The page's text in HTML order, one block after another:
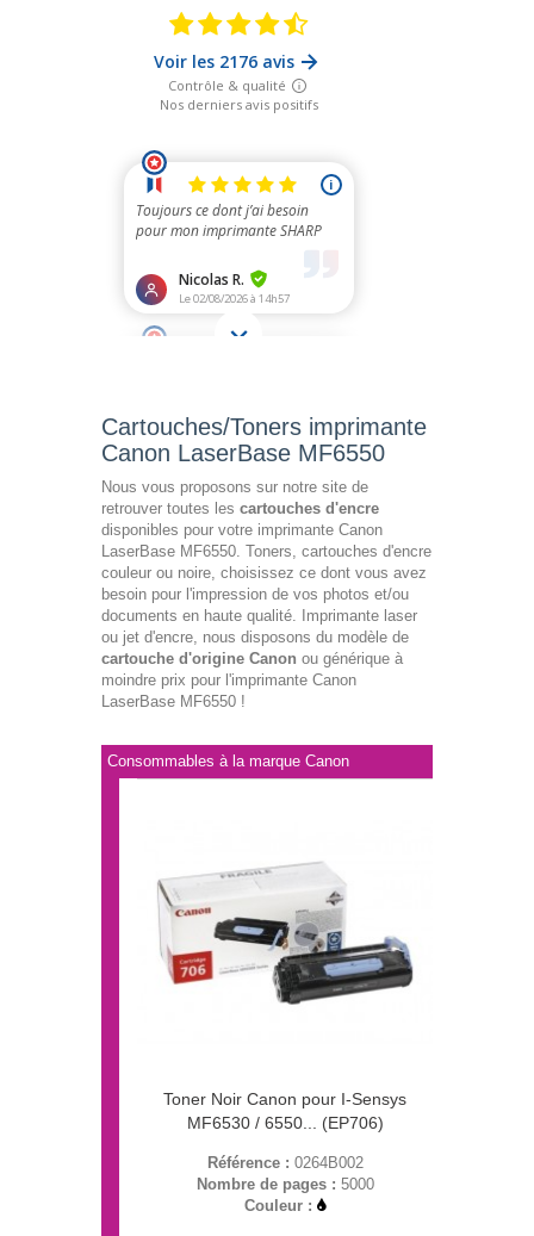
Cartouches/Toners imprimante
Canon LaserBase MF6550
Nous vous proposons sur notre site de
retrouver toutes les cartouches d'encre
disponibles pour votre imprimante Canon
LaserBase MF6550. Toners, cartouches d'encre
couleur ou noire, choisissez ce dont vous avez
besoin pour l'impression de vos photos et/ou
documents en haute qualité. Imprimante laser
ou jet d'encre, nous disposons du modèle de
cartouche d'origine Canon ou générique à
moindre prix pour l'imprimante Canon
LaserBase MF6550 !
Consommables à la marque Canon
Toner Noir Canon pour I-Sensys
MF6530 / 6550... (EP706)
Référence : 0264B002
Nombre de pages : 5000
Couleur :